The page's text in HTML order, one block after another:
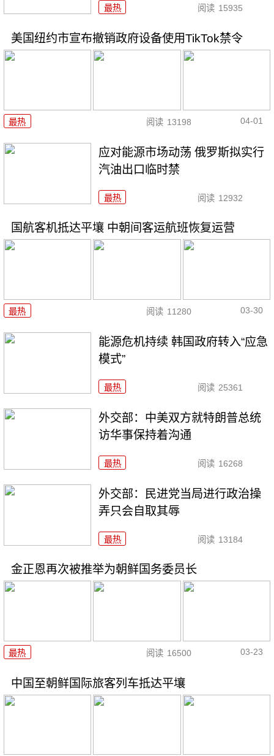
最热 阅读 15935
美国纽约市宣布撤销政府设备使用TikTok禁令
最热 阅读 13198 04-01
应对能源市场动荡 俄罗斯拟实行
汽油出口临时禁
最热 阅读 12932
国航客机抵达平壤 中朝间客运航班恢复运营
最热 阅读 11280 03-30
能源危机持续 韩国政府转入“应急
模式”
最热 阅读 25361
外交部：中美双方就特朗普总统
访华事保持着沟通
最热 阅读 16268
外交部：民进党当局进行政治操
弄只会自取其辱
最热 阅读 13184
金正恩再次被推举为朝鲜国务委员长
最热 阅读 16500 03-23
中国至朝鲜国际旅客列车抵达平壤